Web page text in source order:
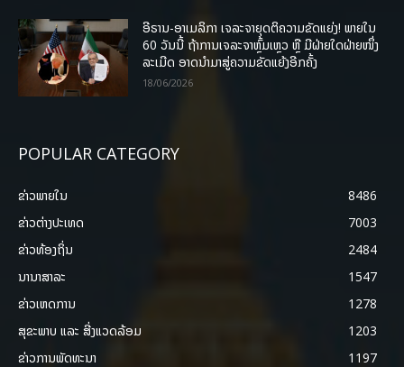
ອີຣານ-ອາເມລິກາ ເຈລະຈາຍຸດຕິຄວາມຂັດແຍ່ງ! ພາຍໃນ
60 ວັນນີ້ ຖ້າການເຈລະຈາຫຼົ້ມເຫຼວ ຫຼື ມີຝ່າຍໃດຝ່າຍໜຶ່ງ
ລະເມີດ ອາດນໍາມາສູ່ຄວາມຂັດແຍ້ງອີກຄັ້ງ
18/06/2026
POPULAR CATEGORY
ຂ່າວພາຍ​ໃນ
8486
ຂ່າວຕ່າງປະເທດ
7003
ຂ່າວທ້ອງຖິ່ນ
2484
ນານາສາລະ
1547
ຂ່າວເຫດການ
1278
ສຸຂະພາບ ແລະ ສີ່ງແວດລ້ອມ
1203
ຂ່າວການພັດທະນາ
1197